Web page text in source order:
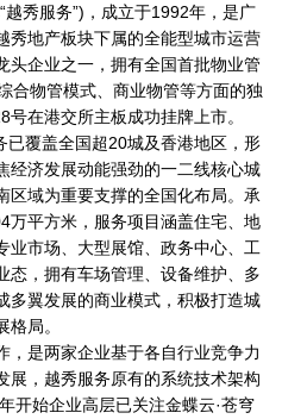
秀服务”)，成立于1992年，是广
秀地产板块下属的全能型城市运营
头企业之一，拥有全国首批物业管
合物管模式、商业物管等方面的独
在港交所主板成功挂牌上市。
覆盖全国超20城及香港地区，形
经济发展动能强劲的一二线核心城
区域为重要支撑的全国化布局。承
万平方米，服务项目涵盖住宅、地
业市场、大型展馆、政务中心、工
态，拥有车场管理、设备维护、多
多翼发展的商业模式，积极打造城
局。
，是两家企业基于各自行业竞争力
展，越秀服务原有的系统技术架构
开始企业高层已关注金蝶云·苍穹